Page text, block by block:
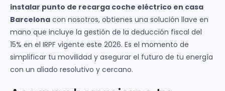
instalar punto de recarga coche eléctrico en casa
Barcelona con nosotros, obtienes una solución llave en
mano que incluye la gestión de la deducción fiscal del
15% en el IRPF vigente este 2026. Es el momento de
simplificar tu movilidad y asegurar el futuro de tu energía
con un aliado resolutivo y cercano.